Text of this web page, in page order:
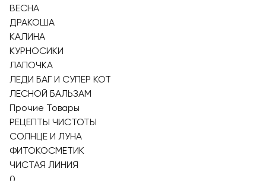
ВЕСНА
ДРАКОША
КАЛИНА
КУРНОСИКИ
ЛАПОЧКА
ЛЕДИ БАГ И СУПЕР КОТ
ЛЕСНОЙ БАЛЬЗАМ
Прочие Товары
РЕЦЕПТЫ ЧИСТОТЫ
СОЛНЦЕ И ЛУНА
ФИТОКОСМЕТИК
ЧИСТАЯ ЛИНИЯ